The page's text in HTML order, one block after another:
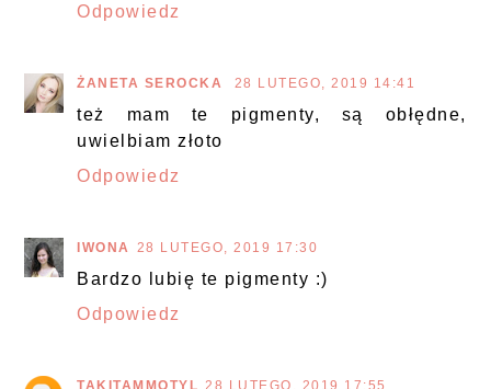
Odpowiedz
ŻANETA SEROCKA 28 LUTEGO, 2019 14:41
też mam te pigmenty, są obłędne,
uwielbiam złoto
Odpowiedz
IWONA 28 LUTEGO, 2019 17:30
Bardzo lubię te pigmenty :)
Odpowiedz
TAKITAMMOTYL 28 LUTEGO, 2019 17:55